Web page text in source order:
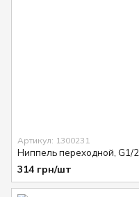
Артикул: 1300231
314 грн/шт